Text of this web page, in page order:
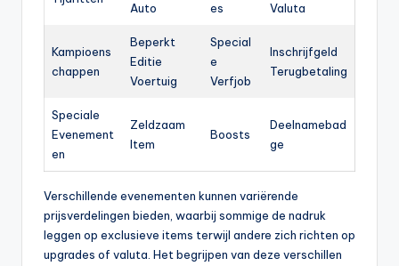
Auto
es
Valuta
Kampioens
chappen
Beperkt
Editie
Voertuig
Special
e
Verfjob
Inschrijfgeld
Terugbetaling
Speciale
Evenement
en
Zeldzaam
Item
Boosts
Deelnamebad
ge
Verschillende evenementen kunnen variërende
prijsverdelingen bieden, waarbij sommige de nadruk
leggen op exclusieve items terwijl andere zich richten op
upgrades of valuta. Het begrijpen van deze verschillen